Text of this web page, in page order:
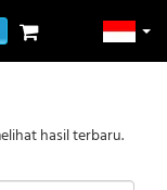
hasil terbaru.